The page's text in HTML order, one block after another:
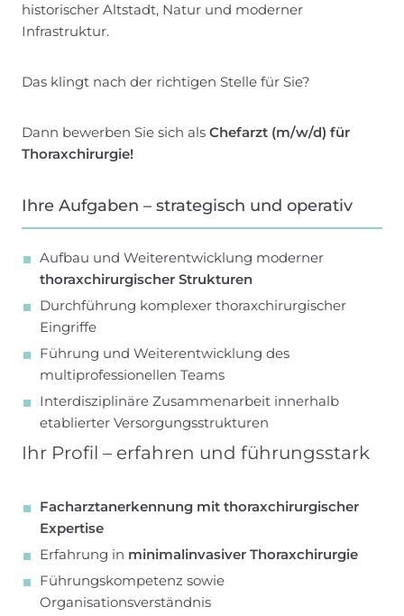
historischer Altstadt, Natur und moderner
Infrastruktur.
Das klingt nach der richtigen Stelle für Sie?
Dann bewerben Sie sich als Chefarzt (m/w/d) für
Thoraxchirurgie!
Ihre Aufgaben – strategisch und operativ
Aufbau und Weiterentwicklung moderner
thoraxchirurgischer Strukturen
Durchführung komplexer thoraxchirurgischer
Eingriffe
Führung und Weiterentwicklung des
multiprofessionellen Teams
Interdisziplinäre Zusammenarbeit innerhalb
etablierter Versorgungsstrukturen
Ihr Profil – erfahren und führungsstark
Facharztanerkennung mit thoraxchirurgischer
Expertise
Erfahrung in minimalinvasiver Thoraxchirurgie
Führungskompetenz sowie
Organisationsverständnis